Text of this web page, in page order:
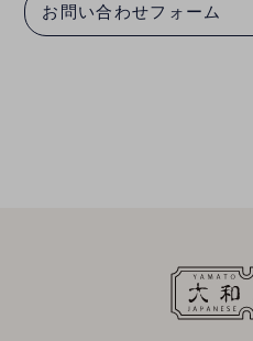
お問い合わせフォーム